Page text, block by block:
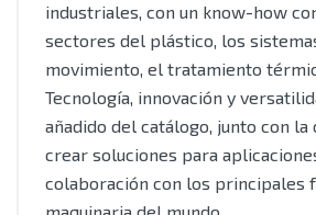
industriales, con un know-how
sectores del plástico, los
movimiento, el tratamiento
Tecnología, innovación y
añadido del catálogo, junto con la
crear soluciones para
colaboración con los principales